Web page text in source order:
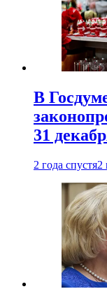
В
31
2 года спустя2